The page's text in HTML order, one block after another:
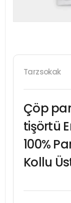
Tarzsokak
Çöp
tişörtü
100%
Kollu